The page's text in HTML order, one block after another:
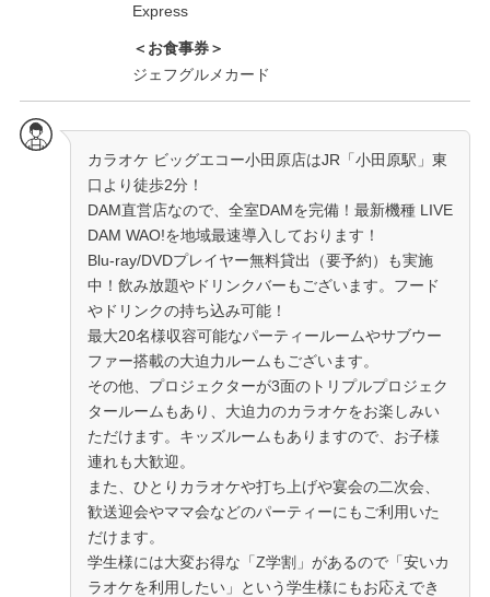
カラオケ ビッグエコー小田原店はJR「小田原駅」東
口より徒歩2分！
DAM直営店なので、全室DAMを完備！最新機種 LIVE
DAM WAO!を地域最速導入しております！
Blu-ray/DVDプレイヤー無料貸出（要予約）も実施
中！飲み放題やドリンクバーもございます。フード
やドリンクの持ち込み可能！
最大20名様収容可能なパーティールームやサブウー
ファー搭載の大迫力ルームもございます。
その他、プロジェクターが3面のトリプルプロジェク
タールームもあり、大迫力のカラオケをお楽しみい
ただけます。キッズルームもありますので、お子様
連れも大歓迎。
また、ひとりカラオケや打ち上げや宴会の二次会、
歓送迎会やママ会などのパーティーにもご利用いた
だけます。
学生様には大変お得な「Z学割」があるので「安いカ
ラオケを利用したい」という学生様にもお応えでき
Express
＜お食事券＞
ジェフグルメカード